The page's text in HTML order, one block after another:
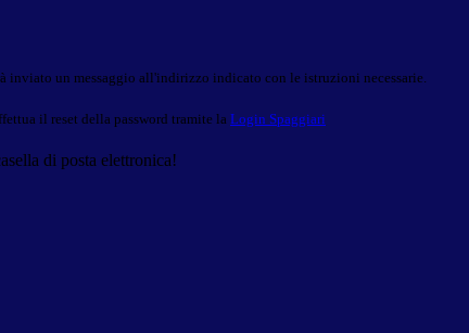
inviato un messaggio all'indirizzo indicato con le istruzioni necessarie.
il reset della password tramite la Login Spaggiari
di posta elettronica!